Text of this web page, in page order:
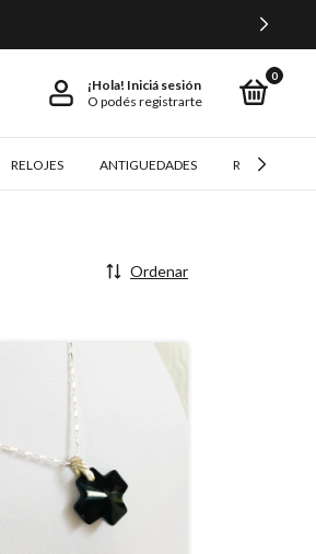
¡Hola! Iniciá sesión
O podés registrarte
0
RELOJES ANTIGUEDADES REGALOS Y
Ordenar